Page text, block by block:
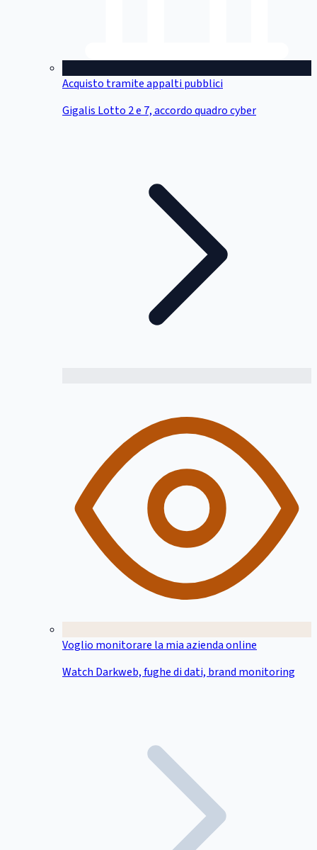
Acquisto tramite appalti pubblici
Gigalis Lotto 2 e 7, accordo quadro cyber
Voglio monitorare la mia azienda online
Watch Darkweb, fughe di dati, brand monitoring